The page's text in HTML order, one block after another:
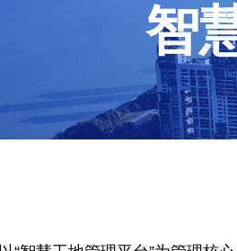
智